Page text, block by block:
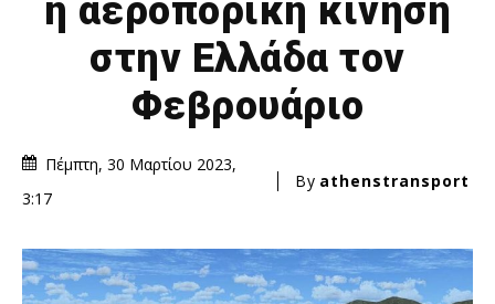
η αεροπορική κίνηση
στην Ελλάδα τον
Φεβρουάριο
Πέμπτη, 30 Μαρτίου 2023,
3:17
By athenstransport